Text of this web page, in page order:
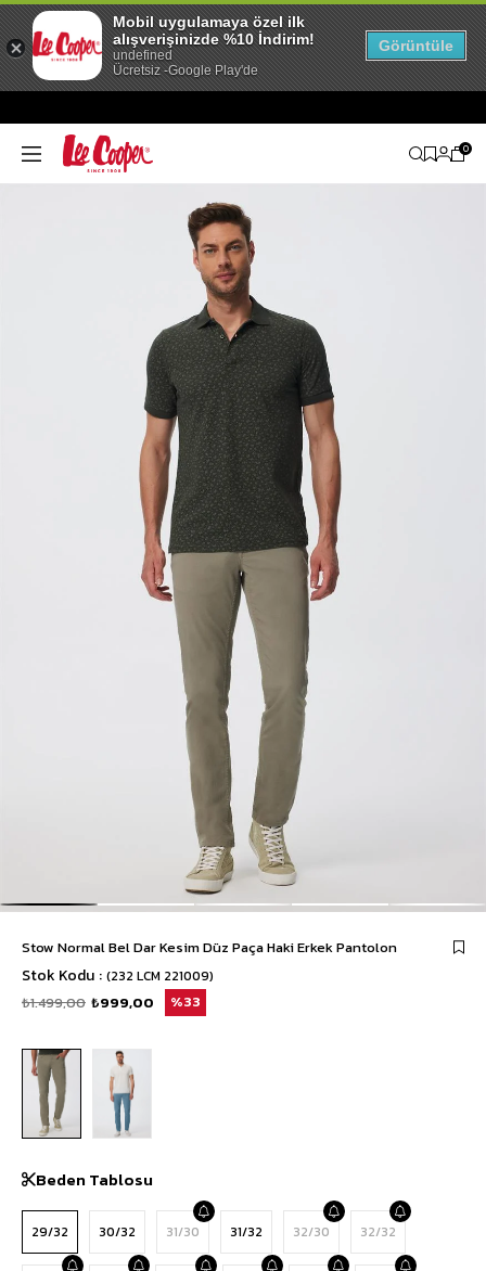
0
Stow Normal Bel Dar Kesim Düz Paça Haki Erkek Pantolon
Stok Kodu (232 LCM 221009)
₺1.499,00 ₺999,00 33
Beden Tablosu
29/32 30/32 31/30 31/32 32/30 32/32
Mobil uygulamaya özel ilk
alışverişinizde %10 İndirim!
undefined
Ücretsiz -Google Play'de
Görüntüle